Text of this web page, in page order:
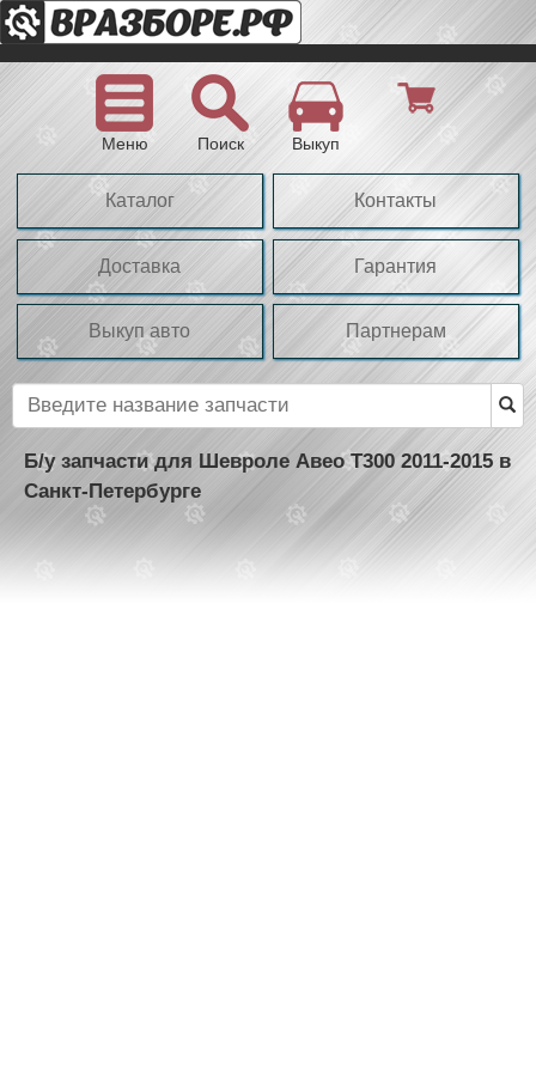
Меню Поиск Выкуп
Каталог Контакты
Доставка Гарантия
Выкуп авто Партнерам
Б/у запчасти для Шевроле Авео Т300 2011-2015 в
Санкт-Петербурге